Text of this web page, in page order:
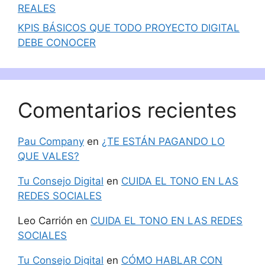
REALES
KPIS BÁSICOS QUE TODO PROYECTO DIGITAL
DEBE CONOCER
Comentarios recientes
Pau Company en ¿TE ESTÁN PAGANDO LO
QUE VALES?
Tu Consejo Digital en CUIDA EL TONO EN LAS
REDES SOCIALES
Leo Carrión en CUIDA EL TONO EN LAS REDES
SOCIALES
Tu Consejo Digital en CÓMO HABLAR CON